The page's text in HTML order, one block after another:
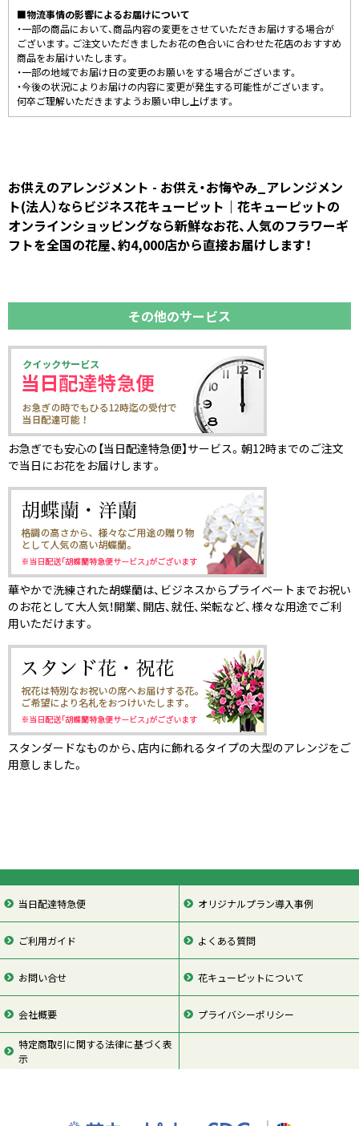
■物流事情の影響によるお届けについて
・一部の商品において、商品内容の変更をさせていただきお届けする場合が
ございます。ご注文いただきましたお花の色合いに合わせた花店のおすすめ
商品をお届けいたします。
・一部の地域でお届け日の変更のお願いをする場合がございます。
・今後の状況によりお届けの内容に変更が発生する可能性がございます。
何卒ご理解いただきますようお願い申し上げます。
お供えのアレンジメント - お供え・お悔やみ_アレンジメン
ト(法人）ならビジネス花キューピット｜花キューピットの
オンラインショッピングなら新鮮なお花、人気のフラワーギ
フトを全国の花屋、約4,000店から直接お届けします！
その他のサービス
お急ぎでも安心の【当日配達特急便】サービス。朝12時までのご注文
で当日にお花をお届けします。
華やかで洗練された胡蝶蘭は、ビジネスからプライベートまでお祝い
のお花として大人気！開業、開店、就任、栄転など、様々な用途でご利
用いただけます。
スタンダードなものから、店内に飾れるタイプの大型のアレンジをご
用意しました。
当日配達特急便 オリジナルプラン導入事例
ご利用ガイド よくある質問
お問い合せ 花キューピットについて
会社概要 プライバシーポリシー
特定商取引に関する法律に基づく表
示